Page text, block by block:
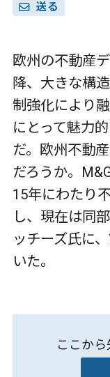
送る
欧州の不動産
降、大きな構
制強化により
にとって魅力
だ。欧州不動
だろうか。
15年にわたり
し、現在は同
ッチーズ氏に
いた。
ここから